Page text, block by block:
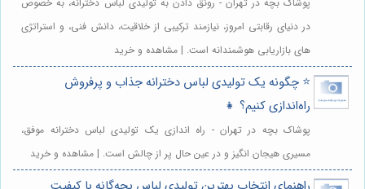
در دنیای رقابتی امروز، نیازمند ترکیبی از خلاقیت، دانش فنی، و استراتژی
های بازاریابی هوشمندانه است. | مشاهده و خرید
⭐️ چگونه یک تولیدی لباس دخترانه جذاب و پرفروش
راه‌اندازی کنیم؟ 👧
پوشاک بچه در تهران - راه اندازی یک تولیدی لباس دخترانه موفق،
مسیری هیجان انگیز و در عین حال پر از چالش است. | مشاهده و خرید